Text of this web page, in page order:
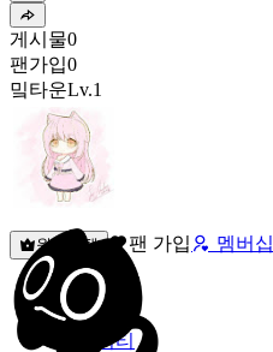
게시물0
팬가입0
밐타운Lv.1
원픽선택 팬 가입 멤버십
밐타운
피드
커뮤니티